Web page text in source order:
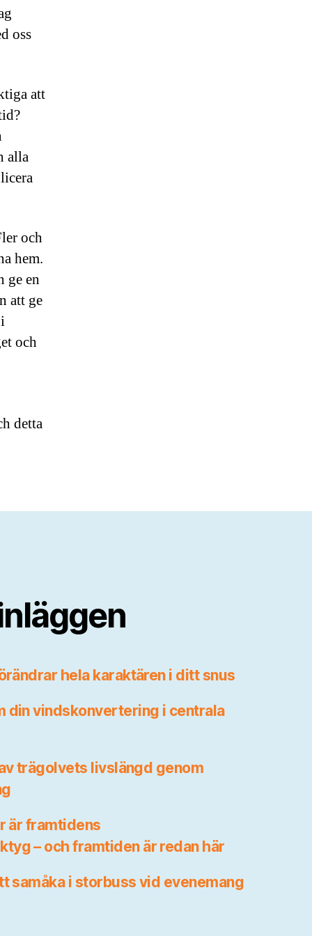
oss
att
alla
och
hem.
ge en
att ge
och
detta
hela karaktären i ditt snus
din vindskonvertering i centrala
trägolvets livslängd genom
är framtidens
– och framtiden är redan här
samåka i storbuss vid evenemang